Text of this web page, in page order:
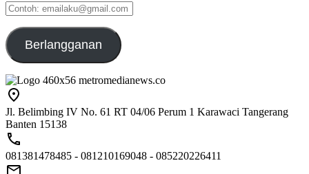
Contoh:
emailaku@gmail.com
Berlangganan
Jl. Belimbing IV No. 61 RT 04/06 Perum 1 Karawaci Tangerang
Banten 15138
081381478485 - 081210169048 - 085220226411